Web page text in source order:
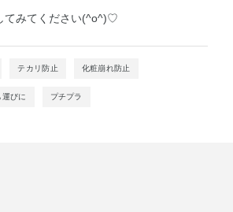
てみてください(^o^)♡
テカリ防止 化粧崩れ防止
運びに プチプラ